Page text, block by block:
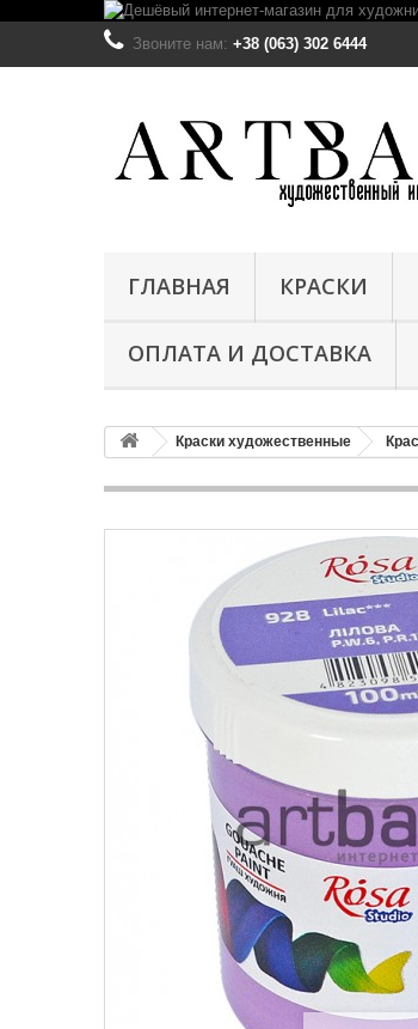
Звоните нам: +38 (063) 302 6444
ГЛАВНАЯ КРАСКИ
ОПЛАТА И ДОСТАВКА
Краски художественные